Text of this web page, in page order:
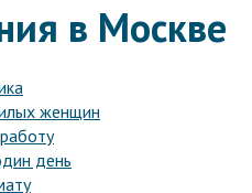
в Москве
женщин
день